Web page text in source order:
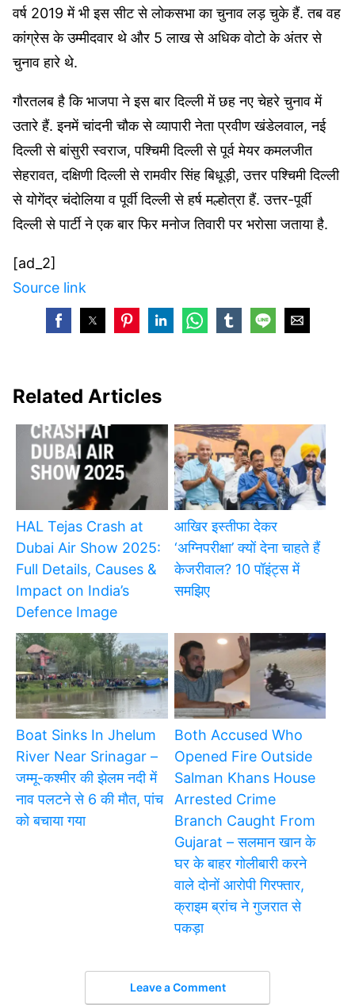
वर्ष 2019 में भी इस सीट से लोकसभा का चुनाव लड़ चुके हैं. तब वह
कांग्रेस के उम्मीदवार थे और 5 लाख से अधिक वोटो के अंतर से
चुनाव हारे थे.
गौरतलब है कि भाजपा ने इस बार दिल्ली में छह नए चेहरे चुनाव में
उतारे हैं. इनमें चांदनी चौक से व्यापारी नेता प्रवीण खंडेलवाल, नई
दिल्ली से बांसुरी स्वराज, पश्चिमी दिल्ली से पूर्व मेयर कमलजीत
सेहरावत, दक्षिणी दिल्ली से रामवीर सिंह बिधूड़ी, उत्तर पश्चिमी दिल्ली
से योगेंद्र चंदोलिया व पूर्वी दिल्ली से हर्ष मल्होत्रा हैं. उत्तर-पूर्वी
दिल्ली से पार्टी ने एक बार फिर मनोज तिवारी पर भरोसा जताया है.
[ad_2]
Source link
Related Articles
HAL Tejas Crash at
Dubai Air Show 2025:
Full Details, Causes &
Impact on India’s
Defence Image
आखिर इस्तीफा देकर
‘अग्निपरीक्षा’ क्यों देना चाहते हैं
केजरीवाल? 10 पॉइंट्स में
समझिए
Boat Sinks In Jhelum
River Near Srinagar –
जम्मू-कश्मीर की झेलम नदी में
नाव पलटने से 6 की मौत, पांच
को बचाया गया
Both Accused Who
Opened Fire Outside
Salman Khans House
Arrested Crime
Branch Caught From
Gujarat – सलमान खान के
घर के बाहर गोलीबारी करने
वाले दोनों आरोपी गिरफ्तार,
क्राइम ब्रांच ने गुजरात से
पकड़ा
Leave a Comment